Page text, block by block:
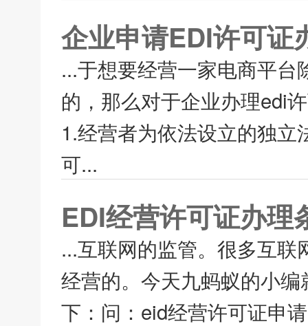
企业申请EDI许可证
...于想要经营一家电商平
的，那么对于企业办理edi
1.经营者为依法设立的独
可...
EDI经营许可证办理
...互联网的监管。很多互
经营的。今天九蚂蚁的小
下：问：eid经营许可证申